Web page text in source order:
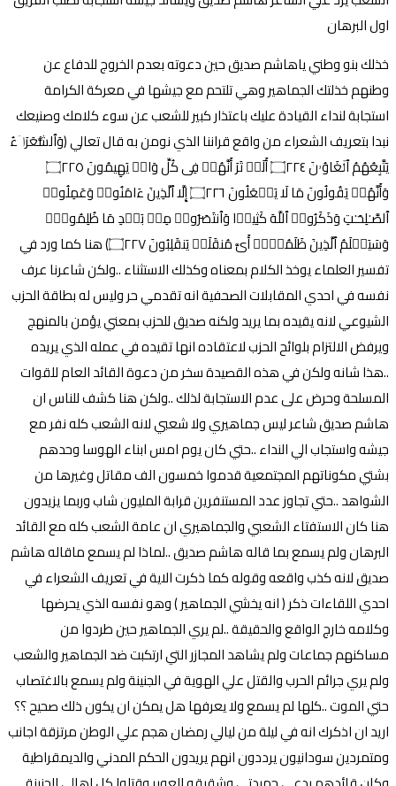
اول البرهان
خذلك بنو وطني ياهاشم صديق حين دعوته بعدم الخروج للدفاع عن
وطنهم خذلتك الجماهير وهي تلتحم مع جيشها في معركة الكرامة
استجابة لنداء القيادة عليك باعتذار كبير للشعب عن سوء كلامك وصنيعك
نبدا بتعريف الشعراء من واقع قراننا الذي نومن به قال تعالي (وَٱلشُّعَرَاۤءُ
یَتَّبِعُهُمُ ٱلۡغَاوُۥنَ ۝٢٢٤ أَلَمۡ تَرَ أَنَّهُمۡ فِی كُلِّ وَادࣲ یَهِیمُونَ ۝٢٢٥
وَأَنَّهُمۡ یَقُولُونَ مَا لَا یَفۡعَلُونَ ۝٢٢٦ إِلَّا ٱلَّذِینَ ءَامَنُوا۟ وَعَمِلُوا۟
ٱلصَّـٰلِحَـٰتِ وَذَكَرُوا۟ ٱللَّهَ كَثِیرࣰا وَٱنتَصَرُوا۟ مِنۢ بَعۡدِ مَا ظُلِمُوا۟ۗ
وَسَیَعۡلَمُ ٱلَّذِینَ ظَلَمُوۤا۟ أَیَّ مُنقَلَبࣲ یَنقَلِبُونَ ۝٢٢٧) هنا كما ورد في
تفسير العلماء يوخذ الكلام بمعناه وكذلك الاستثناء ..ولكن شاعرنا عرف
نفسه في احدي المقابلات الصحفية انه تقدمي حر وليس له بطاقة الحزب
الشيوعي لانه يقيده بما يريد ولكنه صديق للحزب بمعني يؤمن بالمنهج
ويرفض الالتزام بلوائح الحزب لاعتقاده انها تقيده في عمله الذي يريده
..هذا شانه ولكن في هذه القصيدة سخر من دعوة القائد العام للقوات
المسلحة وحرض على عدم الاستجابة لذلك ..ولكن هنا كشف للناس ان
هاشم صديق شاعر ليس جماهيري ولا شعبي لانه الشعب كله نفر مع
جيشه واستجاب الي النداء ..حتي كان يوم امس ابناء الهوسا وحدهم
بشتي مكوناتهم المجتمعية قدموا خمسون الف مقاتل وغيرها من
الشواهد ..حتي تجاوز عدد المستنفرين قرابة المليون شاب وربما يزيدون
هنا كان الاستفتاء الشعبي والجماهيري ان عامة الشعب كله مع القائد
البرهان ولم يسمع بما قاله هاشم صديق ..لماذا لم يسمع ماقاله هاشم
صديق لانه كذب واقعه وقوله كما ذكرت الاية في تعريف الشعراء في
احدي اللقاءات ذكر ( انه يخشي الجماهير ) وهو نفسه الذي يحرضها
وكلامه خارج الواقع والحقيقة ..لم يري الجماهير حين طردوا من
مساكنهم جماعات ولم يشاهد المجازر التي ارتكبت ضد الجماهير والشعب
ولم يري جرائم الحرب والقتل علي الهوية في الجنينة ولم يسمع بالاغتصاب
حتي الموت ..كلها لم يسمع ولا يعرفها هل يمكن ان يكون ذلك صحيح ؟؟
اريد ان اذكرك انه في ليلة من ليالي رمضان هجم علي الوطن مرتزقة اجانب
ومتمردين سودانيون يرددون انهم يريدون الحكم المدني والديمقراطية